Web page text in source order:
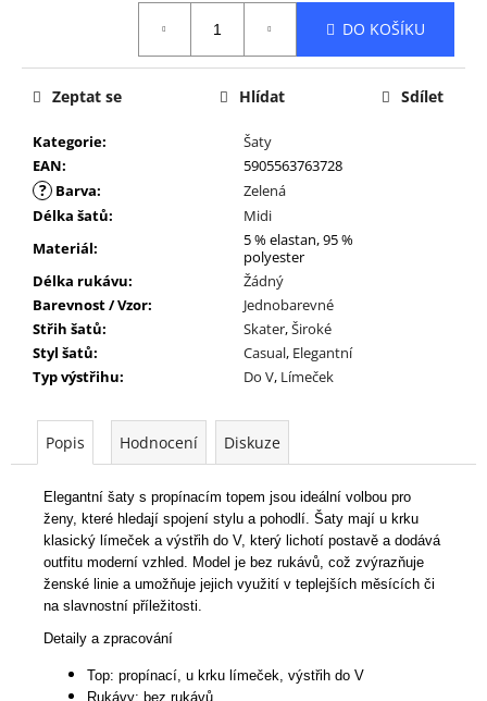
DO KOŠÍKU
Kategorie:
Šaty
EAN: 5905563763728
? Barva:
Zelená
Délka šatů:
Midi
Materiál:
5 % elastan, 95 %
polyester
Délka rukávu:
Žádný
Barevnost / Vzor:
Jednobarevné
Střih šatů: Skater,Široké
Styl šatů: Casual, Elegantní
Typ výstřihu: Do V, Límeček
Zeptat se Hlídat Sdílet
Popis Hodnocení Diskuze
Elegantní šaty s propínacím topem jsou ideální volbou pro
ženy, které hledají spojení stylu a pohodlí. Šaty mají u krku
klasický límeček a výstřih do V, který lichotí postavě a dodává
outfitu moderní vzhled. Model je bez rukávů, což zvýrazňuje
ženské linie a umožňuje jejich využití v teplejších měsících či
na slavnostní příležitosti.
Detaily a zpracování
Top: propínací, u krku límeček, výstřih do V
Rukávy: bez rukávů